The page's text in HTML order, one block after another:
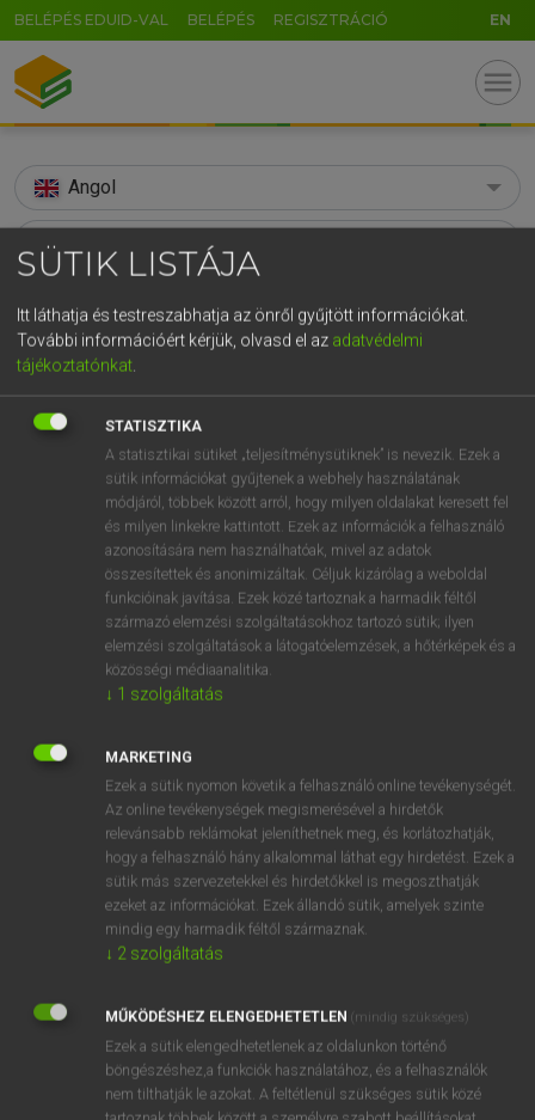
BELÉPÉS EDUID-VAL BELÉPÉS REGISZTRÁCIÓ EN
menu
Angol
search
TALÁLATOK
administrative
Díjmentes angol szótár
administrative
Díjmentes angol szótár arrow_forward_ios
administrative mn adminisztratív
közigazgatási
adminisztrációs
igazgatási
⚲ administrativekeresése szótárainkban
DÍJMENTES ANGOL SZÓTÁR
admeasure
administer
administration
administrative
SÜTIK LISTÁJA
Itt láthatja és testreszabhatja az önről gyűjtött információkat.
További információért kérjük, olvasd el az adatvédelmi
tájékoztatónkat.
STATISZTIKA
A statisztikai sütiket „teljesítménysütiknek” is nevezik. Ezek a
sütik információkat gyűjtenek a webhely használatának
módjáról, többek között arról, hogy milyen oldalakat keresett fel
és milyen linkekre kattintott. Ezek az információk a felhasználó
azonosítására nem használhatóak, mivel az adatok
összesítettek és anonimizáltak. Céljuk kizárólag a weboldal
funkcióinak javítása. Ezek közé tartoznak a harmadik féltől
származó elemzési szolgáltatásokhoz tartozó sütik; ilyen
elemzési szolgáltatások a látogatóelemzések, a hőtérképek és a
közösségi médiaanalitika.
↓ 1 szolgáltatás
MARKETING
Ezek a sütik nyomon követik a felhasználó online tevékenységét.
Az online tevékenységek megismerésével a hirdetők
relevánsabb reklámokat jeleníthetnek meg, és korlátozhatják,
hogy a felhasználó hány alkalommal láthat egy hirdetést. Ezek a
sütik más szervezetekkel és hirdetőkkel is megoszthatják
ezeket az információkat. Ezek állandó sütik, amelyek szinte
mindig egy harmadik féltől származnak.
↓ 2 szolgáltatás
MŰKÖDÉSHEZ ELENGEDHETETLEN (mindig szükséges)
Ezek a sütik elengedhetetlenek az oldalunkon történő
böngészéshez,a funkciók használatához, és a felhasználók
nem tilthatják le azokat. A feltétlenül szükséges sütik közé
5 6 7 8 9 ö ü ó
t z
j k
n m , . - AltGr